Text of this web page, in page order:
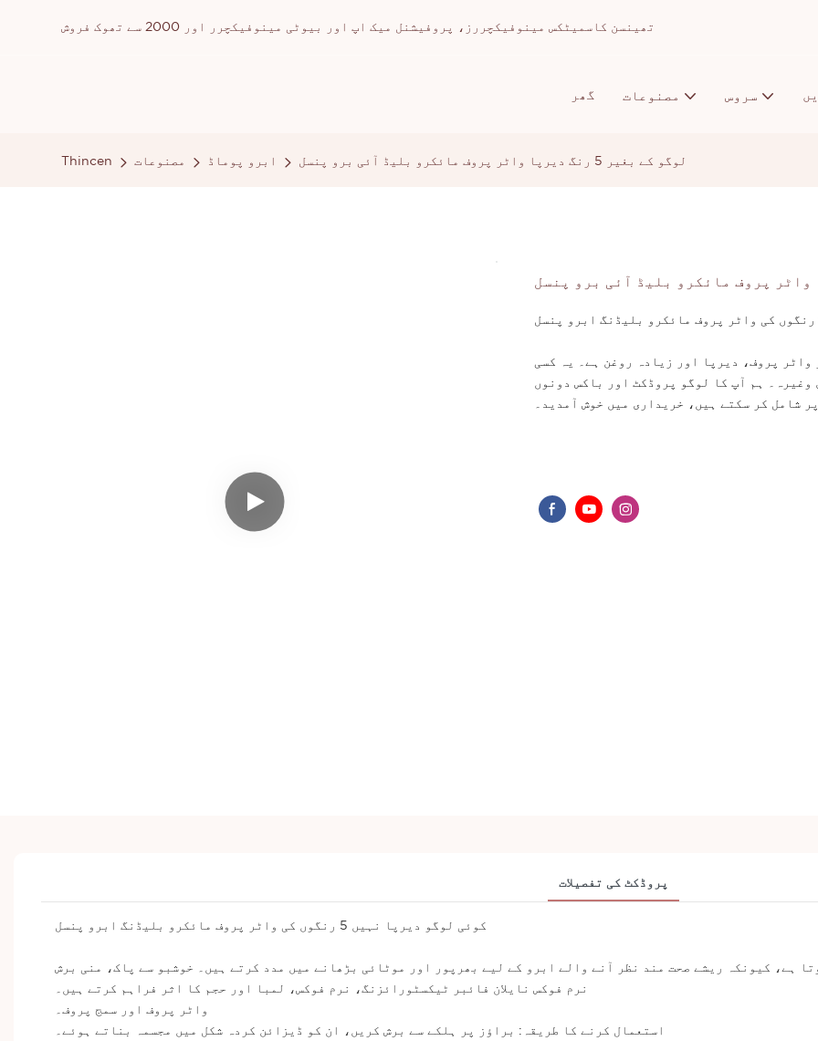
تھینسن کاسمیٹکس مینوفیکچررز، پروفیشنل میک اپ اور بیوٹی مینوفیکچرر اور 2000 سے تھوک فروش
گھر مصنوعات سروس
Thincen مصنوعات ابرو پوماڈ لوگو کے بغیر 5 رنگ دیرپا واٹر پروف مائکرو بلیڈ آئی برو پنسل
پروف، دیرپا اور زیادہ روغن ہے۔ یہ کسی
ہم آپ کا لوگو پروڈکٹ اور باکس دونوں
پر شامل کر سکتے ہیں، خریداری میں خوش آمدید۔
پروڈکٹ کی تفصیلات
کوئی لوگو دیرپا نہیں 5 رنگوں کی واٹر پروف مائکرو بلیڈنگ ابرو پنسل
نرم فوکس نایلان فائبر ٹیکسٹورائزنگ، نرم فوکس، لمبا اور حجم کا اثر فراہم کرتے ہیں۔
واٹر پروف اور سمج پروف۔
استعمال کرنے کا طریقہ: براؤز پر ہلکے سے برش کریں، ان کو ڈیزائن کردہ شکل میں مجسمہ بناتے ہوئے۔